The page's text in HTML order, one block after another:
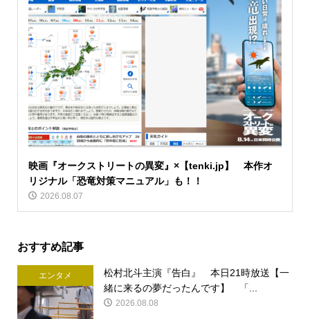
映画『オークストリートの異変』×【tenki.jp】 本作オ
リジナル「恐竜対策マニュアル」も！！
2026.08.07
おすすめ記事
エンタメ
松村北斗主演『告白』 本日21時放送【一
緒に来るの夢だったんです】 「...
2026.08.08